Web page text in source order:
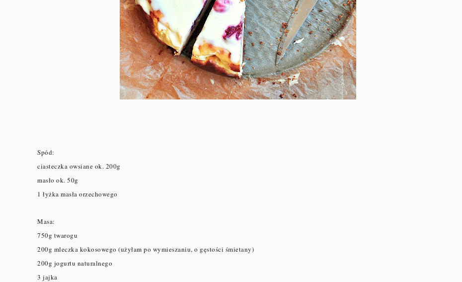
Spód:
ciasteczka owsiane ok. 200g
masło ok. 50g
1 łyżka masła orzechowego
Masa:
750g twarogu
200g mleczka kokosowego (użyłam po wymieszaniu, o gęstości śmietany)
200g jogurtu naturalnego
3 jajka